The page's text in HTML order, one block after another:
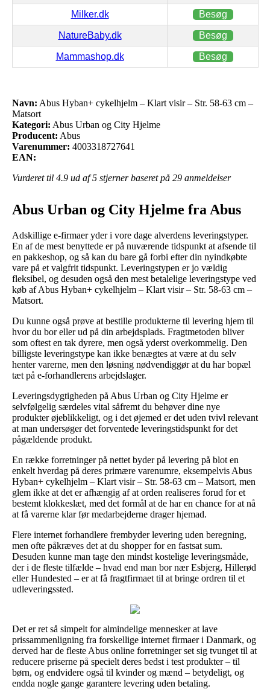
Milker.dk Besøg
NatureBaby.dk Besøg
Mammashop.dk Besøg
Navn: Abus Hyban+ cykelhjelm – Klart visir – Str. 58-63 cm –
Matsort
Kategori: Abus Urban og City Hjelme
Producent: Abus
Varenummer: 4003318727641
EAN:
Vurderet til 4.9 ud af 5 stjerner baseret på 29 anmeldelser
Abus Urban og City Hjelme fra Abus
Adskillige e-firmaer yder i vore dage alverdens leveringstyper.
En af de mest benyttede er på nuværende tidspunkt at afsende til
en pakkeshop, og så kan du bare gå forbi efter din nyindkøbte
vare på et valgfrit tidspunkt. Leveringstypen er jo vældig
fleksibel, og desuden også den mest betalelige leveringstype ved
køb af Abus Hyban+ cykelhjelm – Klart visir – Str. 58-63 cm –
Matsort.
Du kunne også prøve at bestille produkterne til levering hjem til
hvor du bor eller ud på din arbejdsplads. Fragtmetoden bliver
som oftest en tak dyrere, men også yderst overkommelig. Den
billigste leveringstype kan ikke benægtes at være at du selv
henter varerne, men den løsning nødvendiggør at du har bopæl
tæt på e-forhandlerens arbejdslager.
Leveringsdygtigheden på Abus Urban og City Hjelme er
selvfølgelig særdeles vital såfremt du behøver dine nye
produkter øjeblikkeligt, og i det øjemed er det uden tvivl relevant
at man undersøger det forventede leveringstidspunkt for det
pågældende produkt.
En række forretninger på nettet byder på levering på blot en
enkelt hverdag på deres primære varenumre, eksempelvis Abus
Hyban+ cykelhjelm – Klart visir – Str. 58-63 cm – Matsort, men
glem ikke at det er afhængig af at orden realiseres forud for et
bestemt klokkeslæt, med det formål at de har en chance for at nå
at få varerne klar før medarbejderne drager hjemad.
Flere internet forhandlere frembyder levering uden beregning,
men ofte påkræves det at du shopper for en fastsat sum.
Desuden kunne man tage den mindst kostelige leveringsmåde,
der i de fleste tilfælde – hvad end man bor nær Esbjerg, Hillerød
eller Hundested – er at få fragtfirmaet til at bringe ordren til et
udleveringssted.
Det er ret så simpelt for almindelige mennesker at lave
prissammenligning fra forskellige internet firmaer i Danmark, og
derved har de fleste Abus online forretninger set sig tvunget til at
reducere priserne på specielt deres bedst i test produkter – til
børn, og endvidere også til kvinder og mænd – betydeligt, og
endda nogle gange garantere levering uden betaling.